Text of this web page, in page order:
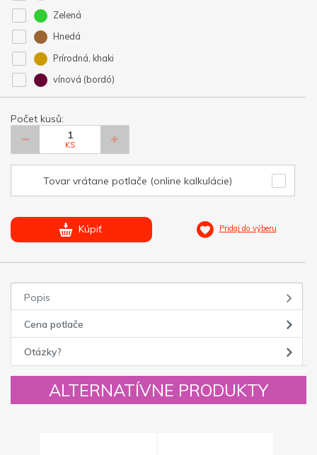
Zelená
Hnedá
Prírodná, khaki
vínová (bordó)
Počet kusů:
KS
Tovar vrátane potlače (online kalkulácie)
Kúpiť Pridaj do výberu
Popis
Cena potlače
Otázky?
ALTERNATÍVNE PRODUKTY